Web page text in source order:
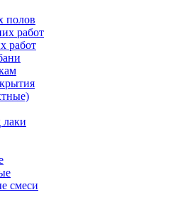
полов
работ
работ
смеси